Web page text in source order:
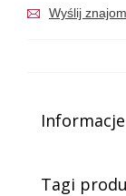
Wyślij
Tagi